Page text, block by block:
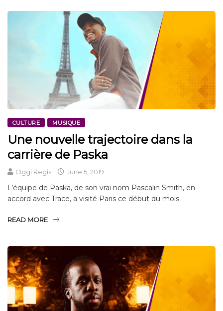
CULTURE MUSIQUE
Une nouvelle trajectoire dans la
carrière de Paska
Oggi Regis June 5, 2019
L’équipe de Paska, de son vrai nom Pascalin Smith, en
accord avec Trace, a visité Paris ce début du mois
READ MORE